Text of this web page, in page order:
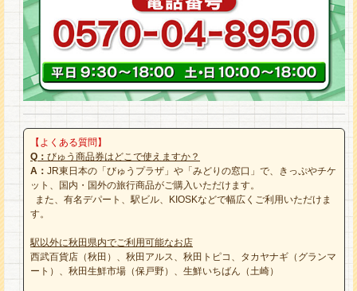
【よくある質問】
Q： びゅう商品券はどこで使えますか？
A： JR東日本の「びゅうプラザ」や「みどりの窓口」で、きっぷやチケ
ット、国内・国外の旅行商品がご購入いただけます。
また、有名デパート、駅ビル、KIOSKなどで幅広くご利用いただけま
す。
駅以外に秋田県内でご利用可能なお店
西武百貨店（秋田）、秋田アルス、秋田トピコ、タカヤナギ（グランマ
ート）、秋田生鮮市場（保戸野）、生鮮いちばん（土崎）